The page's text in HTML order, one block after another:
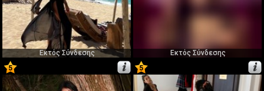
Εκτός Σύνδεσης
Εκτός Σύνδεσης
5
9
5
10